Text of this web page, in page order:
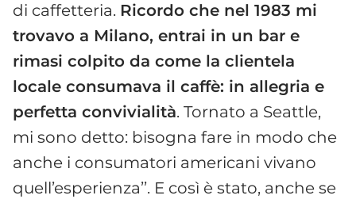
di caffetteria. Ricordo che nel 1983 mi
trovavo a Milano, entrai in un bar e
rimasi colpito da come la clientela
locale consumava il caffè: in allegria e
perfetta convivialità. Tornato a Seattle,
mi sono detto: bisogna fare in modo che
anche i consumatori americani vivano
quell’esperienza’’. E così è stato, anche se